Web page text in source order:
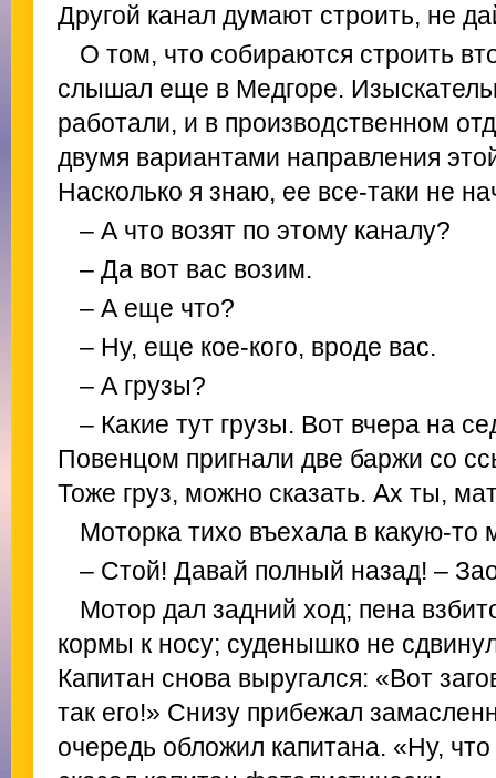
Другой канал думают строить, не
О том, что собираются строить
слышал еще в Медгоре.
работали, и в производственном
двумя вариантами направления
Насколько я знаю, ее все-таки не
– А что возят по этому каналу?
– Да вот вас возим.
– А еще что?
– Ну, еще кое-кого, вроде вас.
– А грузы?
– Какие тут грузы. Вот вчера на
Повенцом пригнали две баржи со
Тоже груз, можно сказать. Ах ты,
Моторка тихо въехала в какую-то
– Стой! Давай полный назад! –
Мотор дал задний ход; пена
кормы к носу; суденышко не
Капитан снова выругался: «Вот
так его!» Снизу прибежал
очередь обложил капитана. «Ну,